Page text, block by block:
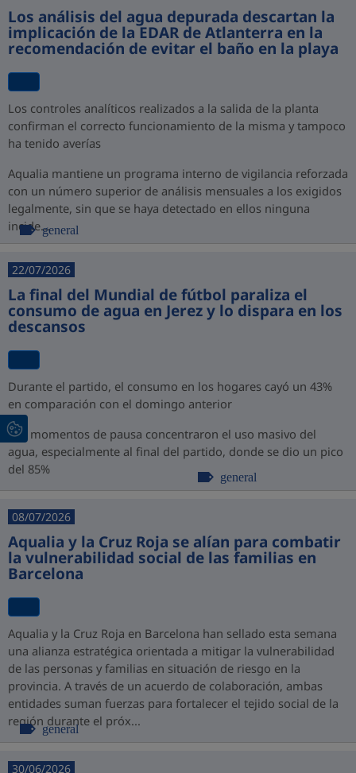
Los análisis del agua depurada descartan la
implicación de la EDAR de Atlanterra en la
recomendación de evitar el baño en la playa
Los controles analíticos realizados a la salida de la planta
confirman el correcto funcionamiento de la misma y tampoco
ha tenido averías
Aqualia mantiene un programa interno de vigilancia reforzada
con un número superior de análisis mensuales a los exigidos
legalmente, sin que se haya detectado en ellos ninguna
incide...general
22/07/2026
La final del Mundial de fútbol paraliza el
consumo de agua en Jerez y lo dispara en los
descansos
Durante el partido, el consumo en los hogares cayó un 43%
en comparación con el domingo anterior
Los momentos de pausa concentraron el uso masivo del
agua, especialmente al final del partido, donde se dio un pico
del 85%
general
08/07/2026
Aqualia y la Cruz Roja se alían para combatir
la vulnerabilidad social de las familias en
Barcelona
Aqualia y la Cruz Roja en Barcelona han sellado esta semana
una alianza estratégica orientada a mitigar la vulnerabilidad
de las personas y familias en situación de riesgo en la
provincia. A través de un acuerdo de colaboración, ambas
entidades suman fuerzas para fortalecer el tejido social de la
región durante el próx...
general
30/06/2026